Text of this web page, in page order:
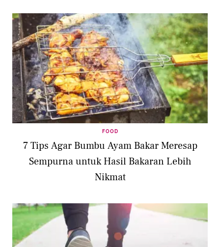
FOOD
7 Tips Agar Bumbu Ayam Bakar Meresap
Sempurna untuk Hasil Bakaran Lebih
Nikmat